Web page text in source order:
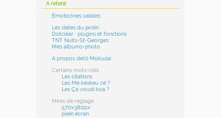
A retenir
Émoticônes valides
Les dates du jardin
Dotclear : plugins et fonctions
TNT Nuits-St-Georges
Mes albums-photo
A propos de(s) Mokuzai
Certains mots-clés
Les citations
Les Mé késkeu cé ?
Les Ça voudi koa ?
Mires de réglage
570x380px
plein écran